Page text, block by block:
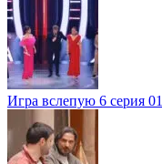
Игра вслепую 6 серия